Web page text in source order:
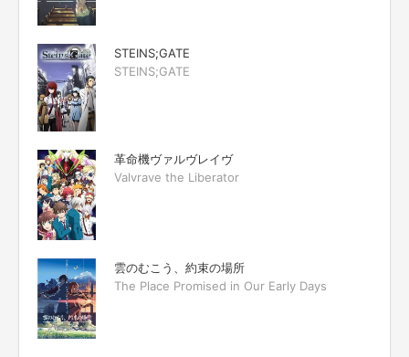
STEINS;GATE
STEINS;GATE
革命機ヴァルヴレイヴ
Valvrave the Liberator
雲のむこう、約束の場所
The Place Promised in Our Early Days